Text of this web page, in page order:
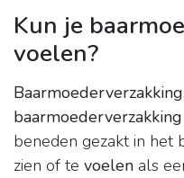
Kun je
voelen?
Baarmoederverzakking
baarmoederverzakking
beneden gezakt in het
zien of te voelen als